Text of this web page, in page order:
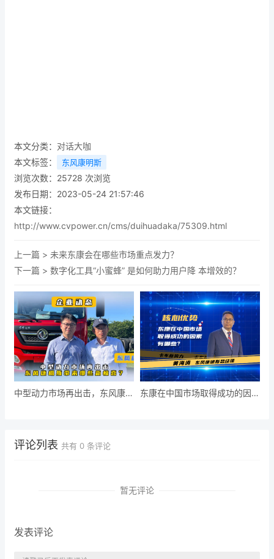
本文分类： 对话大咖
本文标签：
东风康明斯
浏览次数： 25728 次浏览
发布日期：2023-05-24 21:57:46
本文链接：
http://www.cvpower.cn/cms/duihuadaka/75309.html
上一篇 > 未来东康会在哪些市场重点发力？
下一篇 > 数字化工具“小蜜蜂” 是如何助力用户降 本增效的？
中型动力市场再出击，东风康明
东康在中国市场取得成功的因素
评论列表 共有 0 条评论
暂无评论
发表评论